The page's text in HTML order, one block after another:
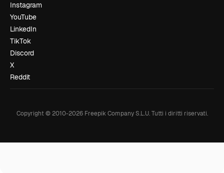
Instagram
YouTube
LinkedIn
TikTok
Discord
X
Reddit
Copyright © 2010-2026Freepik Company S.L.U. Tutti i diritti riservati.